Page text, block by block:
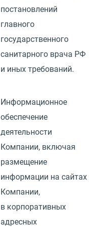
постановлений
главного
государственного
санитарного врача РФ
и иных требований.
Информационное
обеспечение
деятельности
Компании, включая
размещение
информации на сайтах
Компании,
в корпоративных
адресных